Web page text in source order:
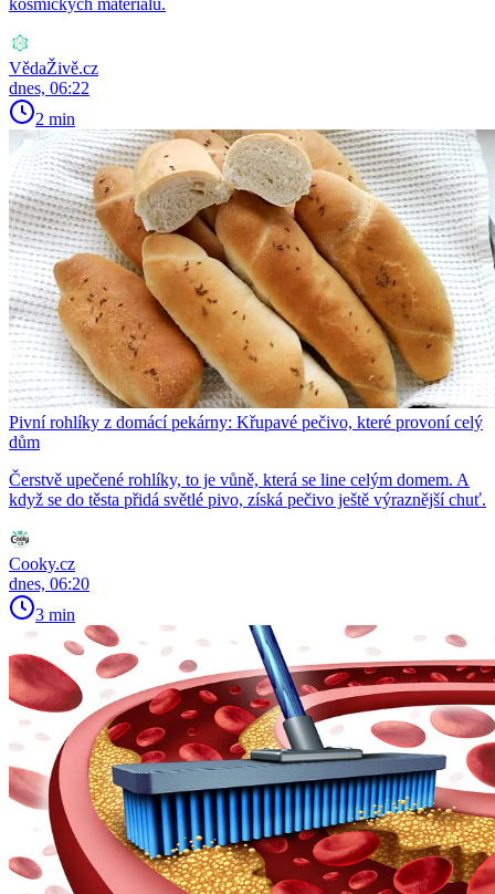
VědaŽivě.cz
dnes, 06:22
2 min
Pivní rohlíky z domácí pekárny: Křupavé pečivo, které provoní celý
dům
Čerstvě upečené rohlíky, to je vůně, která se line celým domem. A
když se do těsta přidá světlé pivo, získá pečivo ještě výraznější chuť.
Cooky.cz
dnes, 06:20
3 min